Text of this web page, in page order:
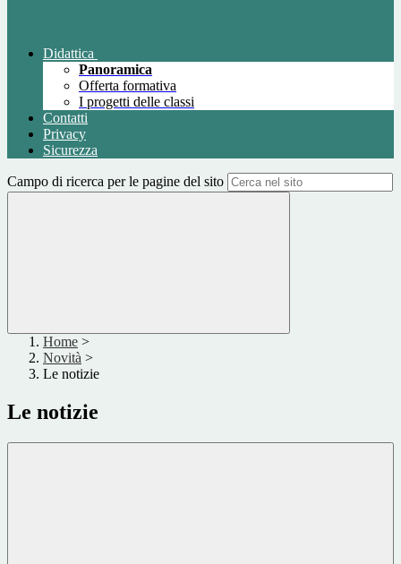
Didattica
Panoramica
Offerta formativa
I progetti delle classi
Contatti
Privacy
Sicurezza
Campo di ricerca per le pagine del sito
Home >
Novità >
Le notizie
Le notizie